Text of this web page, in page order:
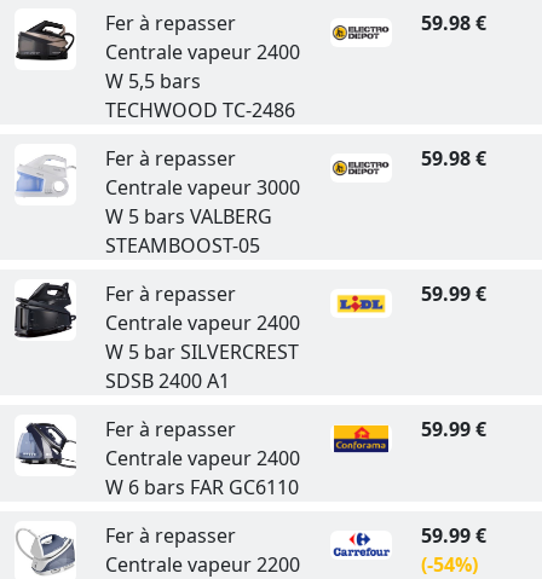
Fer à repasser
Centrale vapeur 2400
W 5,5 bars
TECHWOOD TC-2486
59.98 €
Fer à repasser
Centrale vapeur 3000
W 5 bars VALBERG
STEAMBOOST-05
59.98 €
Fer à repasser
Centrale vapeur 2400
W 5 bar SILVERCREST
SDSB 2400 A1
59.99 €
Fer à repasser
Centrale vapeur 2400
W 6 bars FAR GC6110
59.99 €
Fer à repasser
Centrale vapeur 2200
59.99 €
(-54%)